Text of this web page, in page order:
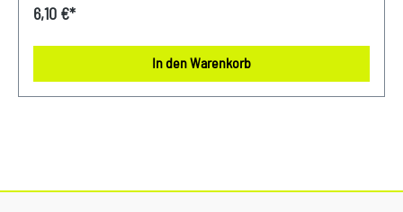
Schlüssel.
6,10 €*
In den Warenkorb